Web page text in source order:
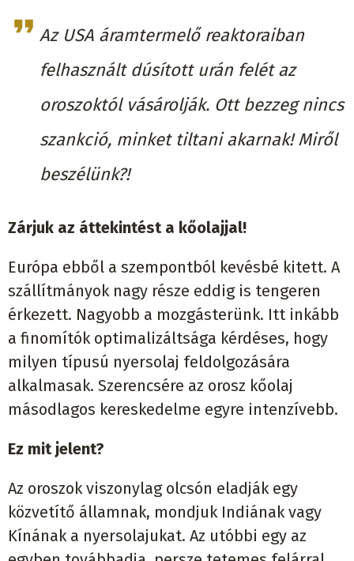
Az USA áramtermelő reaktoraiban
felhasznált dúsított urán felét az
oroszoktól vásárolják. Ott bezzeg nincs
szankció, minket tiltani akarnak! Miről
beszélünk?!
Zárjuk az áttekintést a kőolajjal!
Európa ebből a szempontból kevésbé kitett. A
szállítmányok nagy része eddig is tengeren
érkezett. Nagyobb a mozgásterünk. Itt inkább
a finomítók optimalizáltsága kérdéses, hogy
milyen típusú nyersolaj feldolgozására
alkalmasak. Szerencsére az orosz kőolaj
másodlagos kereskedelme egyre intenzívebb.
Ez mit jelent?
Az oroszok viszonylag olcsón eladják egy
közvetítő államnak, mondjuk Indiának vagy
Kínának a nyersolajukat. Az utóbbi egy az